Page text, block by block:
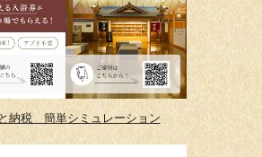
納税 簡単シミュレーション